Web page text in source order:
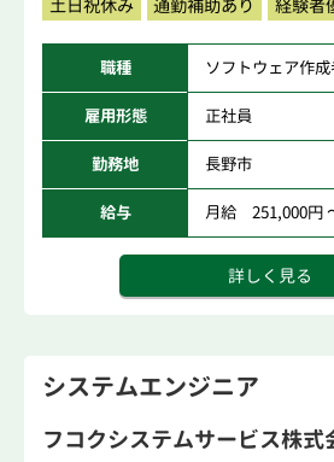
土日祝休み 通勤補助あり 経験者
職種 ソフトウェア作成
雇用形態 正社員
勤務地 長野市
給与 月給 251,000円
詳しく見る
システムエンジニア
フコクシステムサービス株式